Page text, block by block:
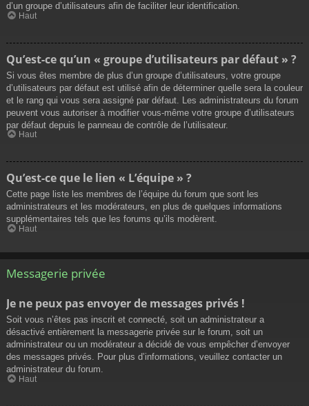
d’un groupe d’utilisateurs afin de faciliter leur identification.
Haut
Qu’est-ce qu’un « groupe d’utilisateurs par défaut » ?
Si vous êtes membre de plus d’un groupe d’utilisateurs, votre groupe
d’utilisateurs par défaut est utilisé afin de déterminer quelle sera la couleur
et le rang qui vous sera assigné par défaut. Les administrateurs du forum
peuvent vous autoriser à modifier vous-même votre groupe d’utilisateurs
par défaut depuis le panneau de contrôle de l’utilisateur.
Haut
Qu’est-ce que le lien « L’équipe » ?
Cette page liste les membres de l’équipe du forum que sont les
administrateurs et les modérateurs, en plus de quelques informations
supplémentaires tels que les forums qu’ils modèrent.
Haut
Messagerie privée
Je ne peux pas envoyer de messages privés !
Soit vous n’êtes pas inscrit et connecté, soit un administrateur a
désactivé entièrement la messagerie privée sur le forum, soit un
administrateur ou un modérateur a décidé de vous empêcher d’envoyer
des messages privés. Pour plus d’informations, veuillez contacter un
administrateur du forum.
Haut